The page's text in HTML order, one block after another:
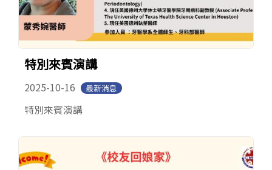
特別來賓演講
2025-10-16 最新消息
特別來賓演講